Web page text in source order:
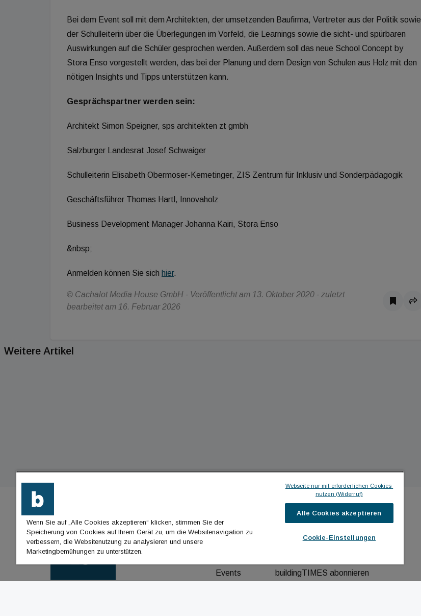
Bei dem Event soll mit dem Architekten, der umsetzenden Baufirma, Vertreter aus der Politik sowie
der Schulleiterin über die Überlegungen im Vorfeld, die Learnings sowie die sicht- und spürbaren
Auswirkungen auf die Schüler gesprochen werden. Außerdem soll das neue School Concept by
Stora Enso vorgestellt werden, das bei der Planung und dem Design von Schulen aus Holz mit den
nötigen Insights und Tipps unterstützen kann.
Gesprächspartner werden sein:
Architekt Simon Speigner, sps architekten zt gmbh
Salzburger Landesrat Josef Schwaiger
Schulleiterin Elisabeth Obermoser-Kemetinger, ZIS Zentrum für Inklusiv und Sonderpädagogik
Geschäftsführer Thomas Hartl, Innovaholz
Business Development Manager Johanna Kairi, Stora Enso
&nbsp;
Anmelden können Sie sich hier.
© Cachalot Media House GmbH - Veröffentlicht am 13. Oktober 2020 - zuletzt
bearbeitet am 16. Februar 2026
Weitere Artikel
BUILDINGTIMES
Events
ICH MÖCHTE ...
buildingTIMES abonnieren
Wenn Sie auf „Alle Cookies akzeptieren“ klicken, stimmen Sie der
Speicherung von Cookies auf Ihrem Gerät zu, um die Websitenavigation zu
verbessern, die Websitenutzung zu analysieren und unsere
Marketingbemühungen zu unterstützen.
Webseite nur mit erforderlichen Cookies
nutzen (Widerruf)
Alle Cookies akzeptieren
Cookie-Einstellungen